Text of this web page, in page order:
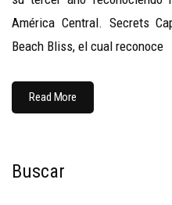
América Central. Secrets
Beach Bliss, el cual reconoce
Read More
Buscar